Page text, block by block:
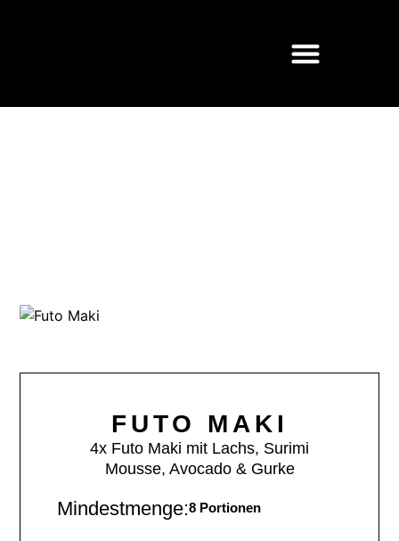
FUTO MAKI
4x Futo Maki mit Lachs, Surimi
Mousse, Avocado & Gurke
Mindestmenge:8 Portionen